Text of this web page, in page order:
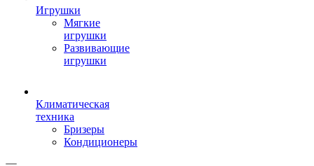
Игрушки
Мягкие
игрушки
Развивающие
игрушки
Климатическая
техника
Бризеры
Кондиционеры